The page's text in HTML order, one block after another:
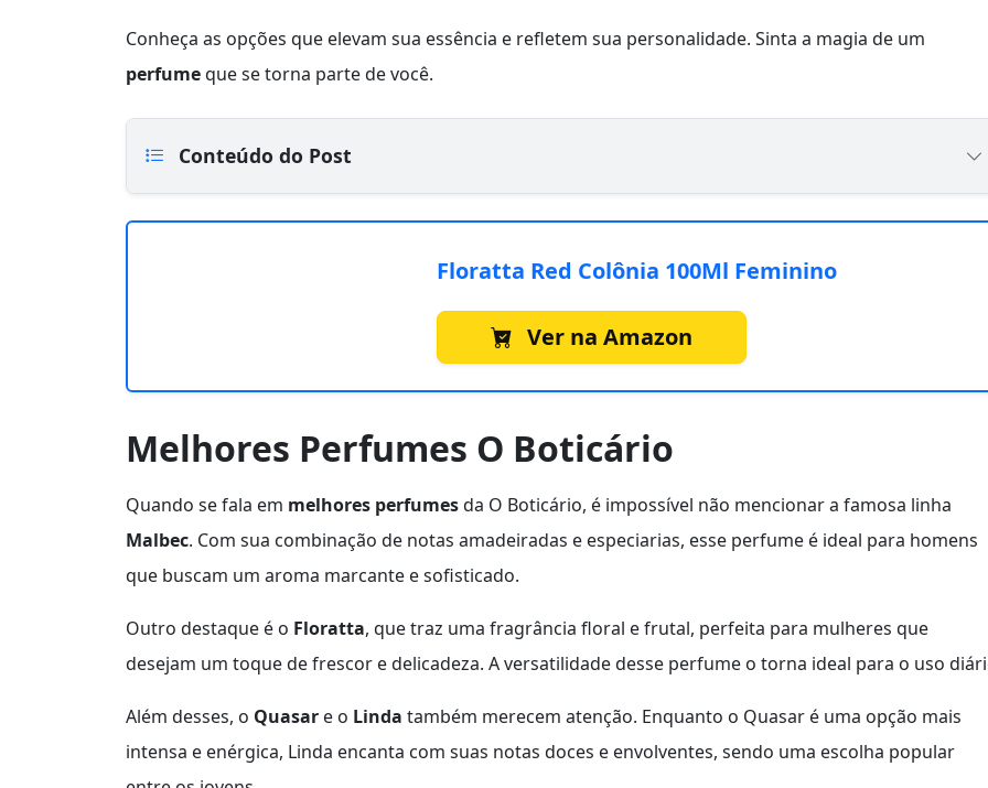
Conheça as opções que elevam sua essência e refletem sua personalidade. Sinta a magia de um
perfumeque se torna parte de você.
Conteúdo do Post
Floratta Red Colônia 100Ml Feminino
Ver na Amazon
Melhores Perfumes O Boticário
Quando se fala em melhores perfumesda O Boticário, é impossível não mencionar a famosa linha
Malbec. Com sua combinação de notas amadeiradas e especiarias, esse perfume é ideal para homens
que buscam um aroma marcante e sofisticado.
Outro destaque é o Floratta, que traz uma fragrância floral e frutal, perfeita para mulheres que
desejam um toque de frescor e delicadeza. A versatilidade desse perfume o torna ideal para o uso
Além desses, o Quasar e o Linda também merecem atenção. Enquanto o Quasar é uma opção mais
intensa e enérgica, Linda encanta com suas notas doces e envolventes, sendo uma escolha popular